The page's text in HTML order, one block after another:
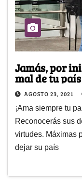
Jamás, por
mal de tu país
AGOSTO 23, 2021
¡Ama siempre tu
Reconocerás sus
virtudes. Máximas
dejar su país